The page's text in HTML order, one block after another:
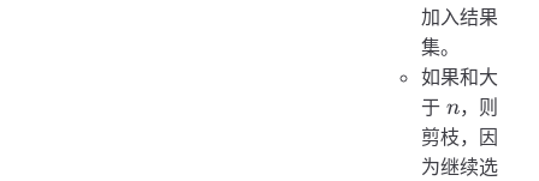
加入结果
集。
如果和大
于n
n，则
剪枝，因
为继续选